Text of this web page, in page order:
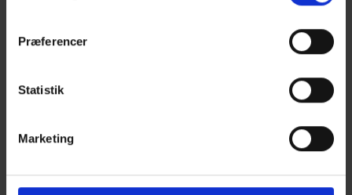
Præferencer
Statistik
Marketing